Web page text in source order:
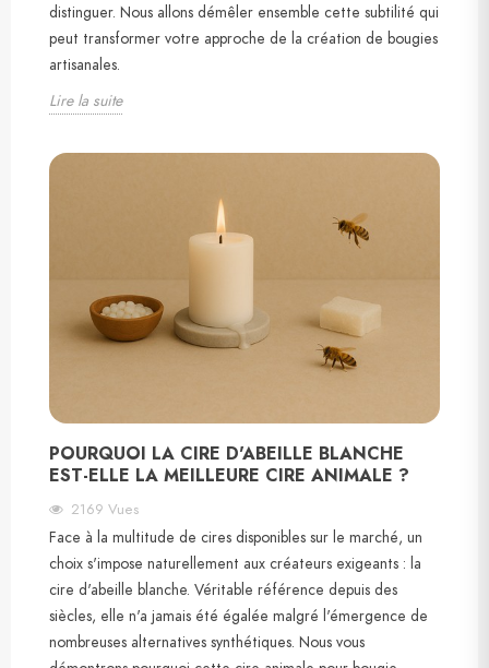
distinguer. Nous allons démêler ensemble cette subtilité qui
peut transformer votre approche de la création de bougies
artisanales.
Lire la suite
POURQUOI LA CIRE D'ABEILLE BLANCHE
EST-ELLE LA MEILLEURE CIRE ANIMALE ?
2169 Vues
Face à la multitude de cires disponibles sur le marché, un
choix s'impose naturellement aux créateurs exigeants : la
cire d'abeille blanche. Véritable référence depuis des
siècles, elle n'a jamais été égalée malgré l'émergence de
nombreuses alternatives synthétiques. Nous vous